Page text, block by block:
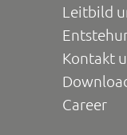
Leitbild
Kontakt
Career